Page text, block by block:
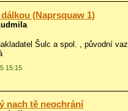
(Naprsquaw 1)
Šulc a spol. , původní
15:15
nach tě neochrání